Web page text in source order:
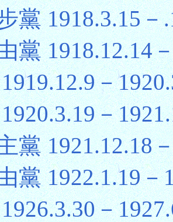
黨 1918.3.15－
黨 1918.12.14
－
－
黨 1921.12.18
黨 1922.1.19－
－